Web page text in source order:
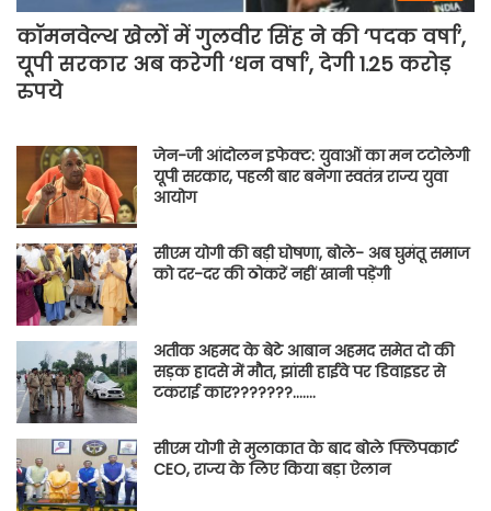
कॉमनवेल्थ खेलों में गुलवीर सिंह ने की ‘पदक वर्षा’,
यूपी सरकार अब करेगी ‘धन वर्षा’, देगी 1.25 करोड़
रुपये
जेन-जी आंदोलन इफेक्ट: युवाओं का मन टटोलेगी
यूपी सरकार, पहली बार बनेगा स्वतंत्र राज्य युवा
आयोग
सीएम योगी की बड़ी घोषणा, बोले- अब घुमंतू समाज
को दर-दर की ठोकरें नहीं खानी पड़ेंगी
अतीक अहमद के बेटे आबान अहमद समेत दो की
सड़क हादसे में मौत, झांसी हाईवे पर डिवाइडर से
टकराई कार???????…….
सीएम योगी से मुलाकात के बाद बोले फ्लिपकार्ट
CEO, राज्य के लिए किया बड़ा ऐलान